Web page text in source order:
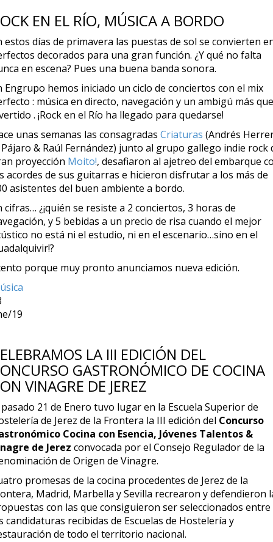
EN EL RÍO, MÚSICA A BORDO
estos días de primavera las puestas de sol se convierten
decorados para una gran función. ¿Y qué no falta
en escena? Pues una buena banda sonora.
Engrupo hemos iniciado un ciclo de conciertos con el mix
: música en directo, navegación y un ambigú más que
. ¡Rock en el Río ha llegado para quedarse!
unas semanas las consagradas Criaturas (Andrés
Pájaro & Raúl Fernández) junto al grupo gallego indie rock
proyección Moito!, desafiaron al ajetreo del embarque
acordes de sus guitarras e hicieron disfrutar a los más de
asistentes del buen ambiente a bordo.
cifras… ¿¡quién se resiste a 2 conciertos, 3 horas de
y 5 bebidas a un precio de risa cuando el mejor
no está ni el estudio, ni en el escenario…sino en el
porque muy pronto anunciamos nueva edición.
19
LA III EDICIÓN DEL
GASTRONÓMICO DE COCINA
VINAGRE DE JEREZ
pasado 21 de Enero tuvo lugar en la Escuela Superior de
de Jerez de la Frontera la III edición del Concurso
Cocina con Esencia, Jóvenes Talentos &
de Jerez convocada por el Consejo Regulador de la
de Origen de Vinagre.
promesas de la cocina procedentes de Jerez de la
Madrid, Marbella y Sevilla recrearon y defendieron
con las que consiguieron ser seleccionados entre
candidaturas recibidas de Escuelas de Hostelería y
de todo el territorio nacional.